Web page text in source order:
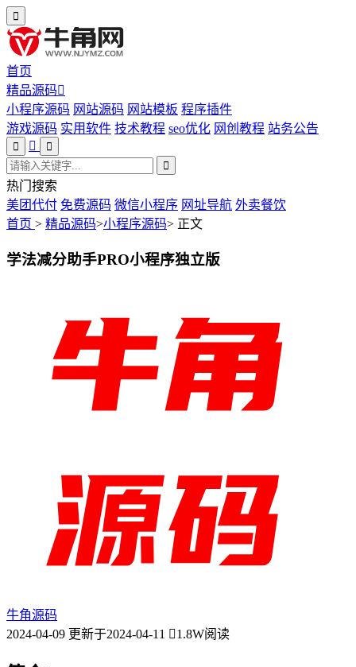
首页
精品源码
小程序源码 网站源码 网站模板 程序插件
游戏源码 实用软件 技术教程 seo优化 网创教程 站务公告
热门搜索
美团代付 免费源码 微信小程序 网址导航 外卖餐饮
首页 > 精品源码>小程序源码> 正文
学法减分助手PRO小程序独立版
牛角源码
2024-04-09 更新于2024-04-11 1.8W阅读